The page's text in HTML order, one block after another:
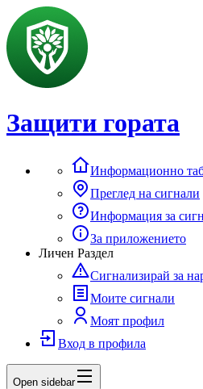
Защити гората
Информационно
Преглед на сигнали
Информация за
За приложението
Личен Раздел
Сигнализирай за
Моите сигнали
Моят профил
Вход в профила
Open sidebar